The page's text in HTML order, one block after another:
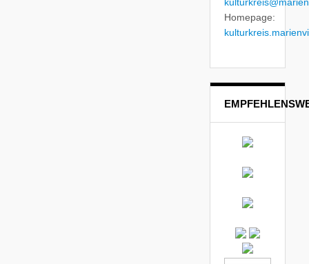
Homepage: